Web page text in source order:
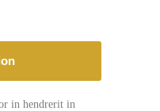
in hendrerit in